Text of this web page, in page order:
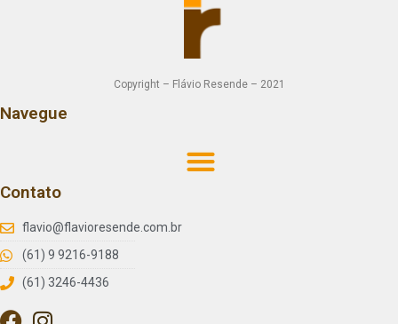
Copyright – Flávio Resende – 2021
Navegue
Contato
flavio@flavioresende.com.br
(61) 9 9216-9188
(61) 3246-4436